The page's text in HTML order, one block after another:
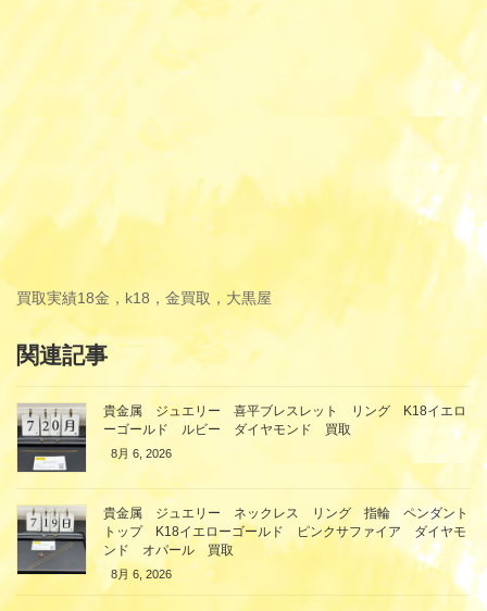
買取実績18金，k18，金買取，大黒屋
関連記事
貴金属 ジュエリー 喜平ブレスレット リング K18イエロ
ーゴールド ルビー ダイヤモンド 買取
8月 6, 2026
貴金属 ジュエリー ネックレス リング 指輪 ペンダント
トップ K18イエローゴールド ピンクサファイア ダイヤモ
ンド オパール 買取
8月 6, 2026